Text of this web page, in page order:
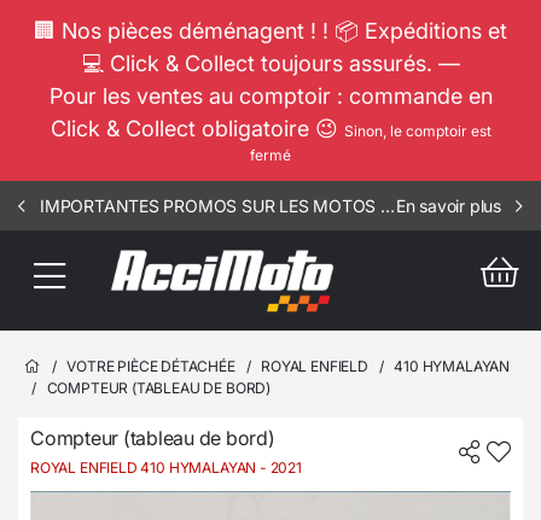
🏢 Nos pièces déménagent ! ! 📦 Expéditions et
💻 Click & Collect toujours assurés. —
Pour les ventes au comptoir : commande en
Click & Collect obligatoire 😉 Sinon, le comptoir est
fermé
IMPORTANTES PROMOS SUR LES MOTOS COMPLETES !!! CONSULTEZ NOS ANNONCES ----- MOTO - RSV - 1812En savoir plus
/ VOTRE PIÈCE DÉTACHÉE / ROYAL ENFIELD / 410 HYMALAYAN
/
COMPTEUR (TABLEAU DE BORD)
Compteur (tableau de bord)
ROYAL ENFIELD 410 HYMALAYAN - 2021